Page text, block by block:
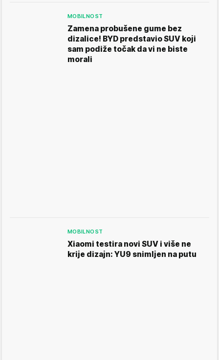
MOBILNOST
Zamena probušene gume bez
dizalice! BYD predstavio SUV koji
sam podiže točak da vi ne biste
morali
MOBILNOST
Xiaomi testira novi SUV i više ne
krije dizajn: YU9 snimljen na putu